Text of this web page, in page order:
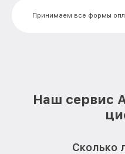
Замена аккумулятора
Принимаем все формы
Наш сервис
Сколько